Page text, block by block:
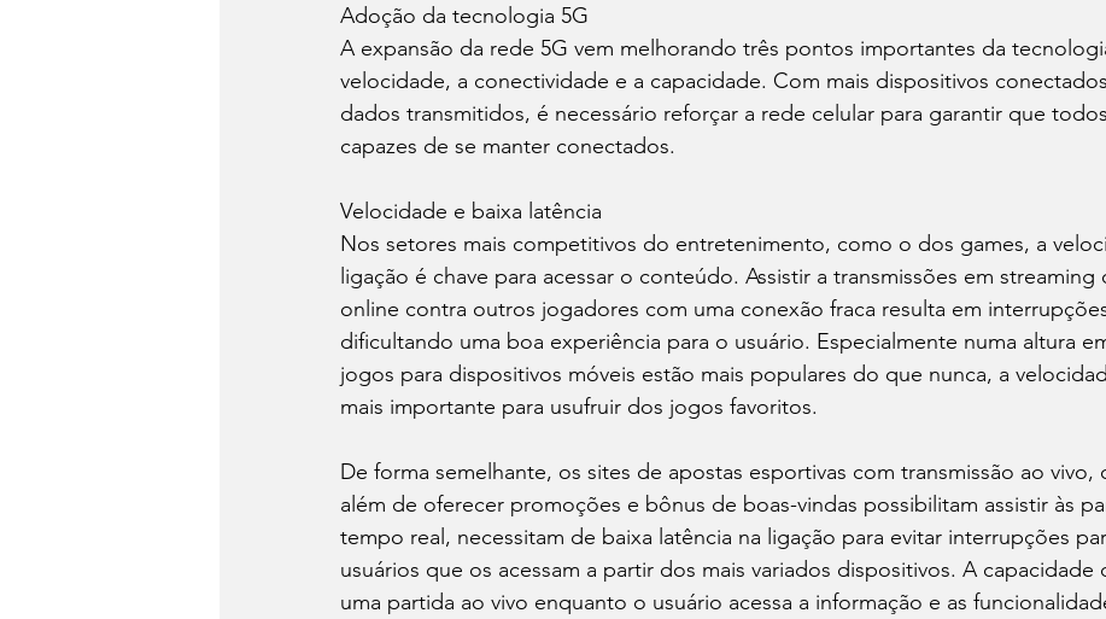
Adoção da tecnologia 5G
A expansão da rede 5G vem melhorando três pontos importantes da
velocidade, a conectividade e a capacidade. Com mais dispositivos
dados transmitidos, é necessário reforçar a rede celular para garantir que
capazes de se manter conectados.
Velocidade e baixa latência
Nos setores mais competitivos do entretenimento, como o dos games, a
ligação é chave para acessar o conteúdo. Assistir a transmissões em streaming
online contra outros jogadores com uma conexão fraca resulta em
dificultando uma boa experiência para o usuário. Especialmente numa altura
jogos para dispositivos móveis estão mais populares do que nunca, a
mais importante para usufruir dos jogos favoritos.
De forma semelhante, os sites de apostas esportivas com transmissão ao vivo,
além de oferecer promoções e bônus de boas-vindas possibilitam assistir às
tempo real, necessitam de baixa latência na ligação para evitar interrupções
usuários que os acessam a partir dos mais variados dispositivos. A capacidade
uma partida ao vivo enquanto o usuário acessa a informação e as